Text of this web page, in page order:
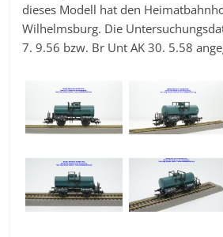
dieses Modell hat den
Wilhelmsburg. Die
7. 9.56 bzw. Br Unt AK 30. 5.58